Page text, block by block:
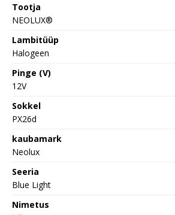
Tootja
NEOLUX®
Lambitüüp
Halogeen
Pinge (V)
12V
Sokkel
PX26d
kaubamark
Neolux
Seeria
Blue Light
Nimetus